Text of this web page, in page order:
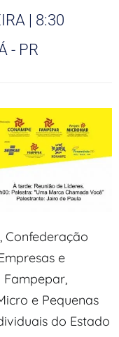
| 8:30
- PR
Confederação
e
Fampepar,
e Pequenas
do Estado